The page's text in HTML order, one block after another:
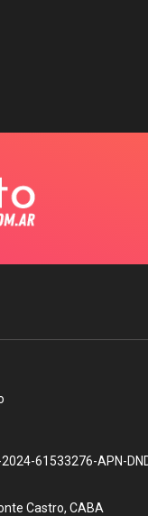
61533276-APN-
Castro, CABA